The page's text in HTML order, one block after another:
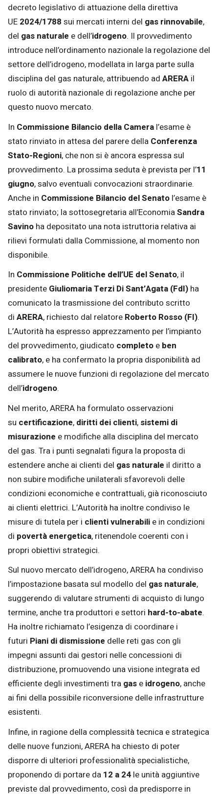
decreto legislativo di attuazione della direttiva
UE 2024/1788 sui mercati interni del gas rinnovabile,
del gas naturale e dell’idrogeno. Il provvedimento
introduce nell’ordinamento nazionale la regolazione del
settore dell’idrogeno, modellata in larga parte sulla
disciplina del gas naturale, attribuendo ad ARERA il
ruolo di autorità nazionale di regolazione anche per
questo nuovo mercato.
In Commissione Bilancio della Camera l’esame è
stato rinviato in attesa del parere della Conferenza
Stato-Regioni, che non si è ancora espressa sul
provvedimento. La prossima seduta è prevista per l’11
giugno, salvo eventuali convocazioni straordinarie.
Anche in Commissione Bilancio del Senato l’esame è
stato rinviato; la sottosegretaria all’EconomiaSandra
Savino ha depositato una nota istruttoria relativa ai
rilievi formulati dalla Commissione, al momento non
disponibile.
In Commissione Politiche dell’UE del Senato, il
presidente Giuliomaria Terzi Di Sant’Agata (FdI) ha
comunicato la trasmissione del contributo scritto
di ARERA, richiesto dal relatore Roberto Rosso (FI).
L’Autorità ha espresso apprezzamento per l’impianto
del provvedimento, giudicato completo e ben
calibrato, e ha confermato la propria disponibilità ad
assumere le nuove funzioni di regolazione del mercato
dell’idrogeno.
Nel merito, ARERA ha formulato osservazioni
su certificazione, diritti dei clienti, sistemi di
misurazione e modifiche alla disciplina del mercato
del gas. Tra i punti segnalati figura la proposta di
estendere anche ai clienti del gas naturale il diritto a
non subire modifiche unilaterali sfavorevoli delle
condizioni economiche e contrattuali, già riconosciuto
ai clienti elettrici. L’Autorità ha inoltre condiviso le
misure di tutela per i clienti vulnerabili e in condizioni
di povertà energetica, ritenendole coerenti con i
propri obiettivi strategici.
Sul nuovo mercato dell’idrogeno, ARERA ha condiviso
l’impostazione basata sul modello del gas naturale,
suggerendo di valutare strumenti di acquisto di lungo
termine, anche tra produttori e settori hard-to-abate.
Ha inoltre richiamato l’esigenza di coordinare i
futuri Piani di dismissione delle reti gas con gli
impegni assunti dai gestori nelle concessioni di
distribuzione, promuovendo una visione integrata ed
efficiente degli investimenti tra gas e idrogeno, anche
ai fini della possibile riconversione delle infrastrutture
esistenti.
Infine, in ragione della complessità tecnica e strategica
delle nuove funzioni, ARERA ha chiesto di poter
disporre di ulteriori professionalità specialistiche,
proponendo di portare da 12 a 24 le unità aggiuntive
previste dal provvedimento, così da predisporre in